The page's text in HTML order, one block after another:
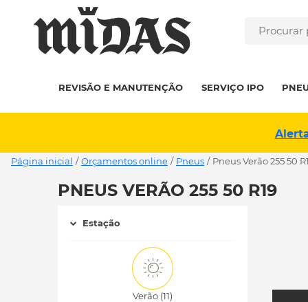
REVISÃO E MANUTENÇÃO SERVIÇO IPO
Página inicial / Orçamentos online / Pneus / pneus Verão 255 50
PNEUS VERÃO 255 50 R19
Estação
Verão (11)